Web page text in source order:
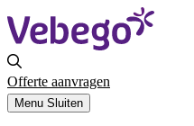
Offerte aanvragen
Menu Sluiten